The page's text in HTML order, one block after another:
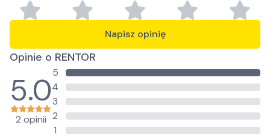
Napisz opinię
Opinie o RENTOR
5.0
2 opinii
5
4
3
2
1